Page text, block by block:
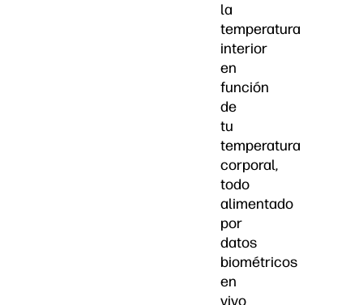
la
temperatura
interior
en
función
de
tu
temperatura
corporal,
todo
alimentado
por
datos
biométricos
en
vivo